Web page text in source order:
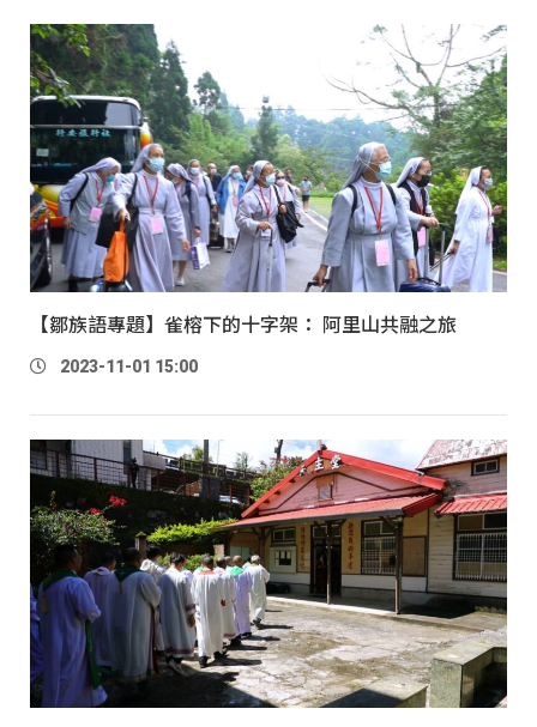
【鄒族語專題】雀榕下的十字架： 阿里山共融之旅
2023-11-01 15:00